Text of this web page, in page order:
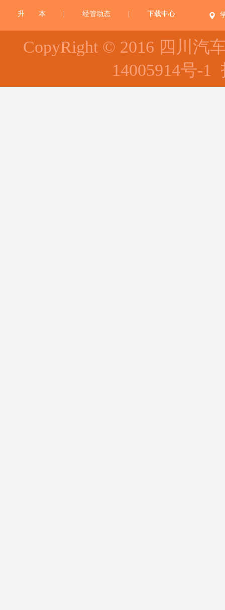
升 本 经管动态 下载中心
CopyRight © 2016 四川汽
14005914号-1